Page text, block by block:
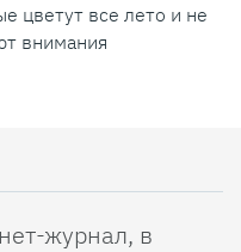
цветут все лето и не
внимания
журнал, в